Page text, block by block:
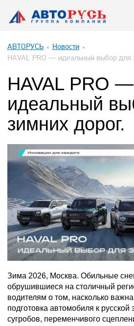
АВТОРУСЬ
Новости
HAVAL PRO — идеальный выбор для
HAVAL PRO —
идеальный
зимних дорог.
Зима 2026, Москва. Обильные
обрушившиеся на столичный
водителям о том, насколько
подготовка автомобиля к
сугробов, переменчивого